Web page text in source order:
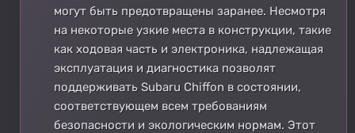
могут быть предотвращены заранее. Несмотря
на некоторые узкие места в конструкции, такие
как ходовая часть и электроника, надлежащая
эксплуатация и диагностика позволят
поддерживать Subaru Chiffon в состоянии,
соответствующем всем требованиям
безопасности и экологическим нормам. Этот